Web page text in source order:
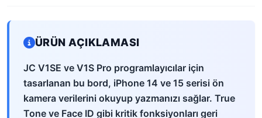
ÜRÜN AÇIKLAMASI
JC V1SE ve V1S Pro programlayıcılar için
tasarlanan bu bord, iPhone 14 ve 15 serisi ön
kamera verilerini okuyup yazmanızı sağlar. True
Tone ve Face ID gibi kritik fonksiyonları geri